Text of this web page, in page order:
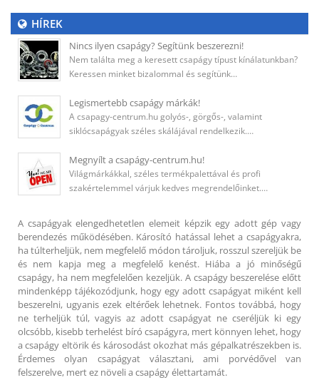
HÍREK
Nincs ilyen csapágy? Segítünk beszerezni!
Nem találta meg a keresett csapágy típust kínálatunkban?
Keressen minket bizalommal és segítünk…
Legismertebb csapágy márkák!
A csapagy-centrum.hu golyós-, görgős-, valamint
siklócsapágyak széles skálájával rendelkezik.…
Megnyílt a csapágy-centrum.hu!
Világmárkákkal, széles termékpalettával és profi
szakértelemmel várjuk kedves megrendelőinket.…
A csapágyak elengedhetetlen elemeit képzik egy adott gép vagy
berendezés működésében. Károsító hatással lehet a csapágyakra,
ha túlterheljük, nem megfelelő módon tároljuk, rosszul szereljük be
és nem kapja meg a megfelelő kenést. Hiába a jó minőségű
csapágy, ha nem megfelelően kezeljük. A csapágy beszerelése előtt
mindenképp tájékozódjunk, hogy egy adott csapágyat miként kell
beszerelni, ugyanis ezek eltérőek lehetnek. Fontos továbbá, hogy
ne terheljük túl, vagyis az adott csapágyat ne cseréljük ki egy
olcsóbb, kisebb terhelést bíró csapágyra, mert könnyen lehet, hogy
a csapágy eltörik és károsodást okozhat más gépalkatrészekben is.
Érdemes olyan csapágyat választani, ami porvédővel van
felszerelve, mert ez növeli a csapágy élettartamát.